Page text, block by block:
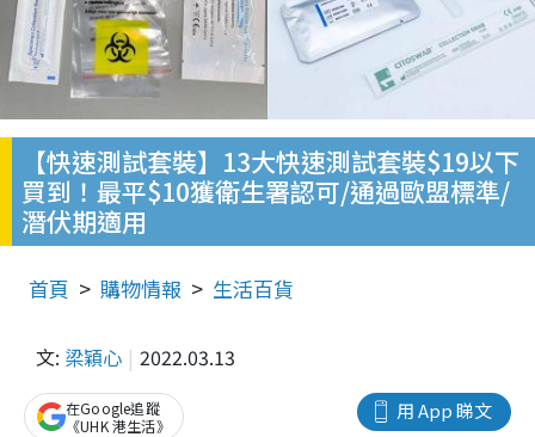
【快速測試套裝】13大快速測試套裝$19以下
買到！最平$10獲衛生署認可/通過歐盟標準/
潛伏期適用
首頁 購物情報 生活百貨
文: 梁穎心 2022.03.13
用 App 睇文
在Google追蹤
《UHK 港生活》